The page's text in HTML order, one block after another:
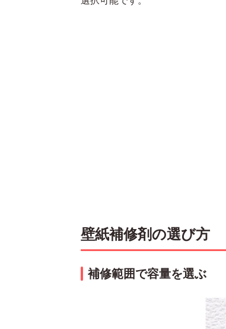
壁紙補修剤の選び方
補修範囲で容量を選ぶ